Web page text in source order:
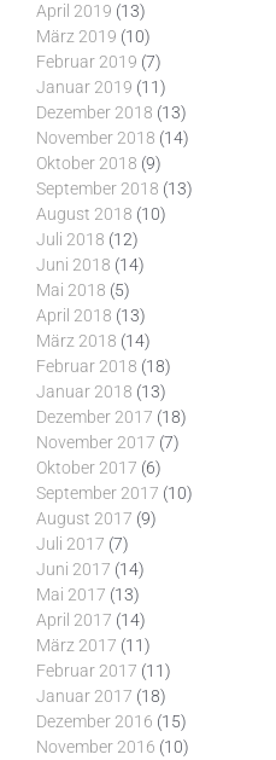
April 2019 (13)
März 2019 (10)
Februar 2019 (7)
Januar 2019 (11)
Dezember 2018 (13)
November 2018 (14)
Oktober 2018 (9)
September 2018 (13)
August 2018 (10)
Juli 2018 (12)
Juni 2018 (14)
Mai 2018 (5)
April 2018 (13)
März 2018 (14)
Februar 2018 (18)
Januar 2018 (13)
Dezember 2017 (18)
November 2017 (7)
Oktober 2017 (6)
September 2017 (10)
August 2017 (9)
Juli 2017 (7)
Juni 2017 (14)
Mai 2017 (13)
April 2017 (14)
März 2017 (11)
Februar 2017 (11)
Januar 2017 (18)
Dezember 2016 (15)
November 2016 (10)